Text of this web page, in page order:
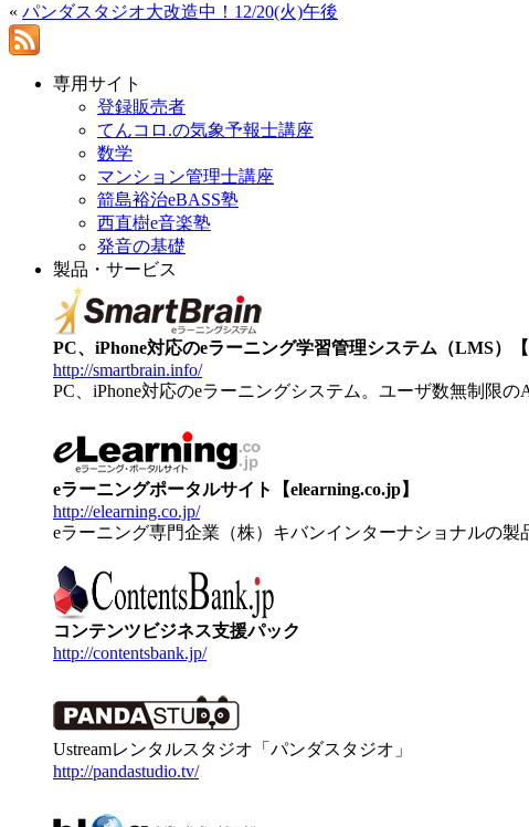
« パンダスタジオ大改造中！12/20(火)午後
専用サイト
登録販売者
てんコロ.の気象予報士講座
数学
マンション管理士講座
箭島裕治eBASS塾
西直樹e音楽塾
発音の基礎
製品・サービス
PC、iPhone対応のeラーニング学習管理システム（LMS）【
http://smartbrain.info/
PC、iPhone対応のeラーニングシステム。ユーザ数無制限の
eラーニングポータルサイト【elearning.co.jp】
http://elearning.co.jp/
eラーニング専門企業（株）キバンインターナショナルの製
コンテンツビジネス支援パック
http://contentsbank.jp/
Ustreamレンタルスタジオ「パンダスタジオ」
http://pandastudio.tv/